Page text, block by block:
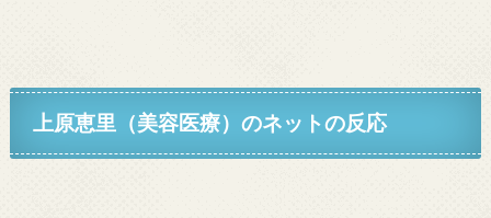
上原恵里（美容医療）のネットの反応